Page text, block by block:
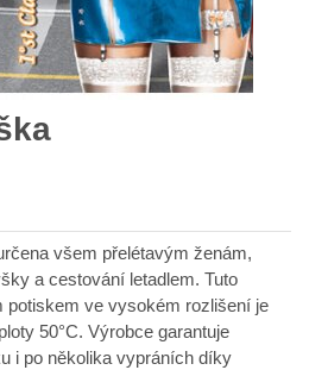
všem přelétavým ženám,
a cestování letadlem. Tuto
potiskem ve vysokém rozlišení je
50°C. Výrobce garantuje
i po několika vypráních díky